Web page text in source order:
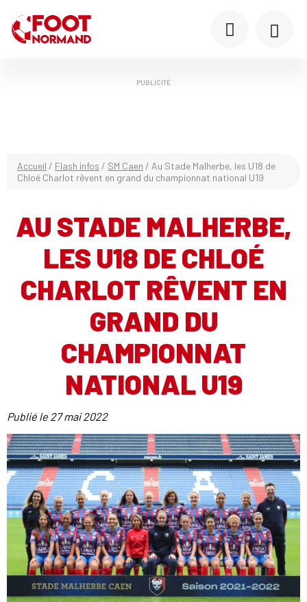
PUBLICITÉ
Accueil / Flash infos / SM Caen / Au Stade Malherbe, les U18 de
Chloé Charlot rêvent en grand du championnat national U19
AU STADE MALHERBE,
LES U18 DE CHLOÉ
CHARLOT RÊVENT EN
GRAND DU
CHAMPIONNAT
NATIONAL U19
Publié le 27 mai 2022